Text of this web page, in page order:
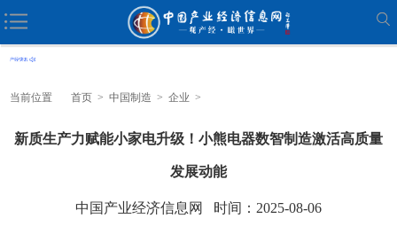
当前位置 首页 > 中国制造 > 企业 >
新质生产力赋能小家电升级！小熊电器数智制造激活高质量
发展动能
中国产业经济信息网 时间：2025-08-06